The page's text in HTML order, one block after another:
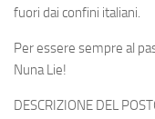
fuori dai confini italiani.
Per essere sempre al
Nuna Lie!
DESCRIZIONE DEL